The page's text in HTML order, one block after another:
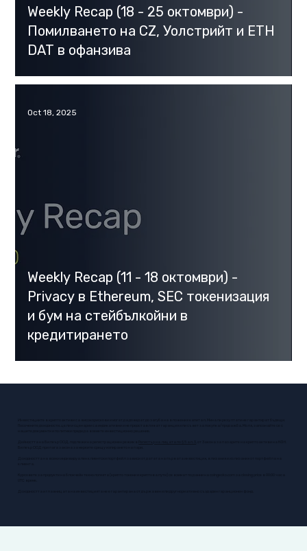
Weekly Recap (18 - 25 oктомври) -
Помилването на CZ, Уолстрийт и ETH
DAT в офанзива
Weekly Recap (11 - 18 oктомври) -
Privacy в Ethereum, SEC токенизация
и бум на стейбълкойни в
кредитирането
Oct 18, 2025